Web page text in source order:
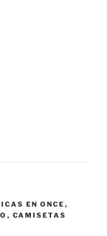
EN ONCE ,
, CAMISETAS